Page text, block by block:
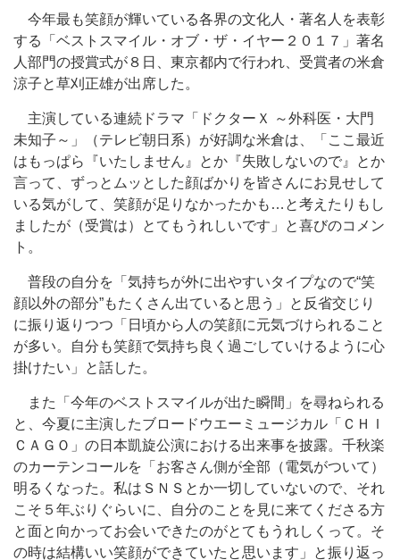
今年最も笑顔が輝いている各界の文化人・著名人を表彰
する「ベストスマイル・オブ・ザ・イヤー２０１７」著名
人部門の授賞式が８日、東京都内で行われ、受賞者の米倉
涼子と草刈正雄が出席した。
主演している連続ドラマ「ドクターＸ ～外科医・大門
未知子～」（テレビ朝日系）が好調な米倉は、「ここ最近
はもっぱら『いたしません』とか『失敗しないので』とか
言って、ずっとムッとした顔ばかりを皆さんにお見せして
いる気がして、笑顔が足りなかったかも…と考えたりもし
ましたが（受賞は）とてもうれしいです」と喜びのコメン
ト。
普段の自分を「気持ちが外に出やすいタイプなので“笑
顔以外の部分”もたくさん出ていると思う」と反省交じり
に振り返りつつ「日頃から人の笑顔に元気づけられること
が多い。自分も笑顔で気持ち良く過ごしていけるように心
掛けたい」と話した。
また「今年のベストスマイルが出た瞬間」を尋ねられる
と、今夏に主演したブロードウエーミュージカル「ＣＨＩ
ＣＡＧＯ」の日本凱旋公演における出来事を披露。千秋楽
のカーテンコールを「お客さん側が全部（電気がついて）
明るくなった。私はＳＮＳとか一切していないので、それ
こそ５年ぶりぐらいに、自分のことを見に来てくださる方
と面と向かってお会いできたのがとてもうれしくって。そ
の時は結構いい笑顔ができていたと思います」と振り返っ